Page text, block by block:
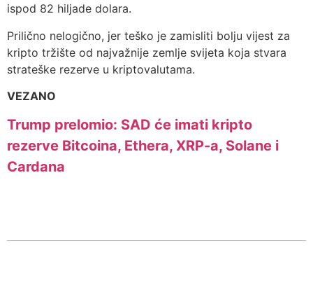
ispod 82 hiljade dolara.
Prilično nelogično, jer teško je zamisliti bolju vijest za
kripto tržište od najvažnije zemlje svijeta koja stvara
strateške rezerve u kriptovalutama.
VEZANO
Trump prelomio: SAD će imati kripto
rezerve Bitcoina, Ethera, XRP-a, Solane i
Cardana